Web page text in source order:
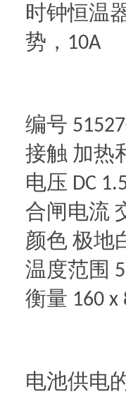
时钟恒温
势， 10A
编号
接触 加热
电压 DC
合闸电流
颜色 极地
温度范围
衡量 160 x
电池供电